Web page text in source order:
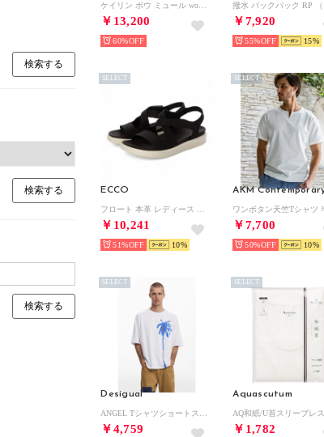
￥13,200
60%
￥7,920
55% 15
ECCO
￥10,241
SELECT
51% 10
AKM
￥7,700
SELECT
50% 10
Desigual
￥4,759
SELECT
Aquascutum
￥1,782
SELECT